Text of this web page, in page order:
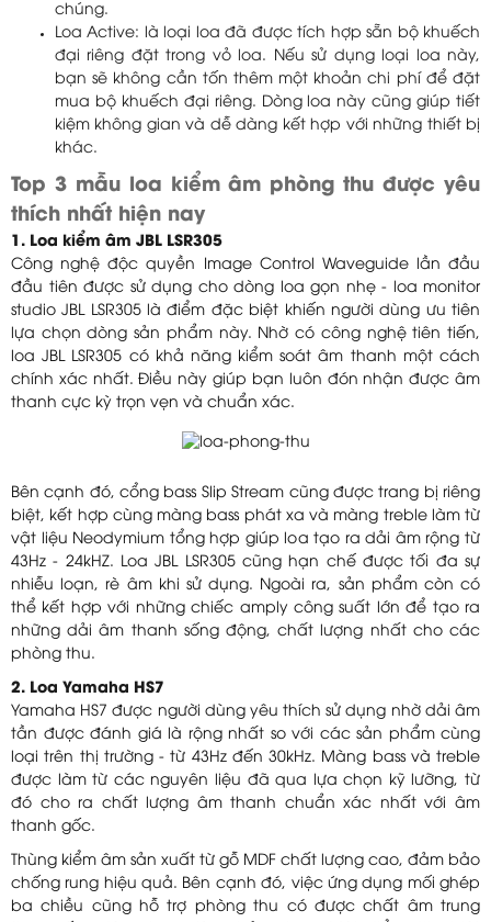
chúng.
Loa Active: là loại loa đã được tích hợp sẵn bộ khuếch
đại riêng đặt trong vỏ loa. Nếu sử dụng loại loa này,
bạn sẽ không cần tốn thêm một khoản chi phí để đặt
mua bộ khuếch đại riêng. Dòng loa này cũng giúp tiết
kiệm không gian và dễ dàng kết hợp với những thiết bị
khác.
Top 3 mẫu loa kiểm âm phòng thu được yêu
thích nhất hiện nay
1. Loa kiểm âm JBL LSR305
Công nghệ độc quyền Image Control Waveguide lần đầu
đầu tiên được sử dụng cho dòng loa gọn nhẹ - loa monitor
studio JBL LSR305 là điểm đặc biệt khiến người dùng ưu tiên
lựa chọn dòng sản phẩm này. Nhờ có công nghệ tiên tiến,
loa JBL LSR305 có khả năng kiểm soát âm thanh một cách
chính xác nhất. Điều này giúp bạn luôn đón nhận được âm
thanh cực kỳ trọn vẹn và chuẩn xác.
Bên cạnh đó, cổng bass Slip Stream cũng được trang bị riêng
biệt, kết hợp cùng màng bass phát xa và màng treble làm từ
vật liệu Neodymium tổng hợp giúp loa tạo ra dải âm rộng từ
43Hz - 24kHZ. Loa JBL LSR305 cũng hạn chế được tối đa sự
nhiễu loạn, rè âm khi sử dụng. Ngoài ra, sản phẩm còn có
thể kết hợp với những chiếc amply công suất lớn để tạo ra
những dải âm thanh sống động, chất lượng nhất cho các
phòng thu.
2. Loa Yamaha HS7
Yamaha HS7 được người dùng yêu thích sử dụng nhờ dải âm
tần được đánh giá là rộng nhất so với các sản phẩm cùng
loại trên thị trường - từ 43Hz đến 30kHz. Màng bass và treble
được làm từ các nguyên liệu đã qua lựa chọn kỹ lưỡng, từ
đó cho ra chất lượng âm thanh chuẩn xác nhất với âm
thanh gốc.
Thùng kiểm âm sản xuất từ gỗ MDF chất lượng cao, đảm bảo
chống rung hiệu quả. Bên cạnh đó, việc ứng dụng mối ghép
ba chiều cũng hỗ trợ phòng thu có được chất âm trung